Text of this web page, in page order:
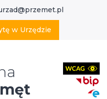
w Urzędzie